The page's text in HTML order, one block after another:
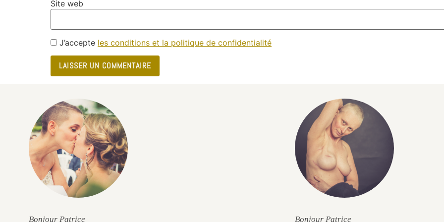
Site web
J’accepte les conditions et la politique de confidentialité
Bonjour Patrice Bonjour Patrice